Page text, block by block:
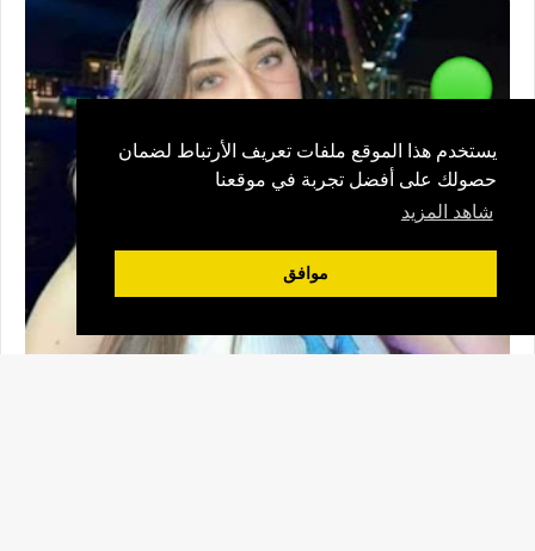
يستخدم هذا الموقع ملفات تعريف الأرتباط لضمان
حصولك على أفضل تجربة في موقعنا
شاهد المزيد
موافق